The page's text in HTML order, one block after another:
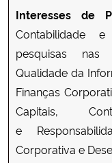
Interesses de
Contabilidade
pesquisas nas
Qualidade da
Finanças
Capitais,
e
Corporativa e